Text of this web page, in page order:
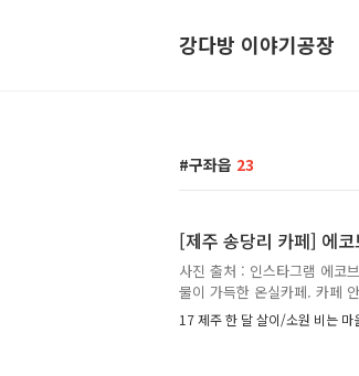
강다방 이야기공장
구좌읍 23
[제주 송당리 카페] 에코
사진 출처 : 인스타그램 에코
물이 가득한 온실카페. 카페
라는 카페가 있어 자칫 헷갈
자리로 상호를 바꾸지 않고
17 제주 한 달 살이/소원 비는 마